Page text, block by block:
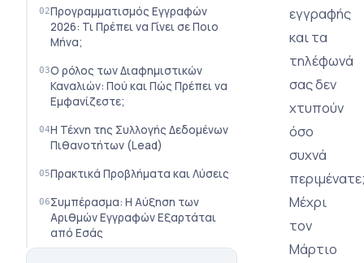
Προγραμματισμός Εγγραφών
2026: Τι Πρέπει να Γίνει σε Ποιο
Μήνα;
Ο ρόλος των Διαφημιστικών
Καναλιών: Πού και Πώς Πρέπει να
Εμφανίζεστε;
Η Τέχνη της Συλλογής Δεδομένων
Πιθανοτήτων (Lead)
Πρακτικά Προβλήματα και Λύσεις
Συμπέρασμα: Η Αύξηση των
Αριθμών Εγγραφών Εξαρτάται
από Εσάς
εγγραφής
και τα
τηλέφωνά
σας δεν
χτυπούν
όσο
συχνά
Μέχρι
τον
Μάρτιο